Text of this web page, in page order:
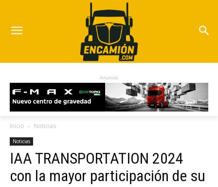
Anuncio
Inicio Noticias
Noticias
IAA TRANSPORTATION 2024
con la mayor participación de su